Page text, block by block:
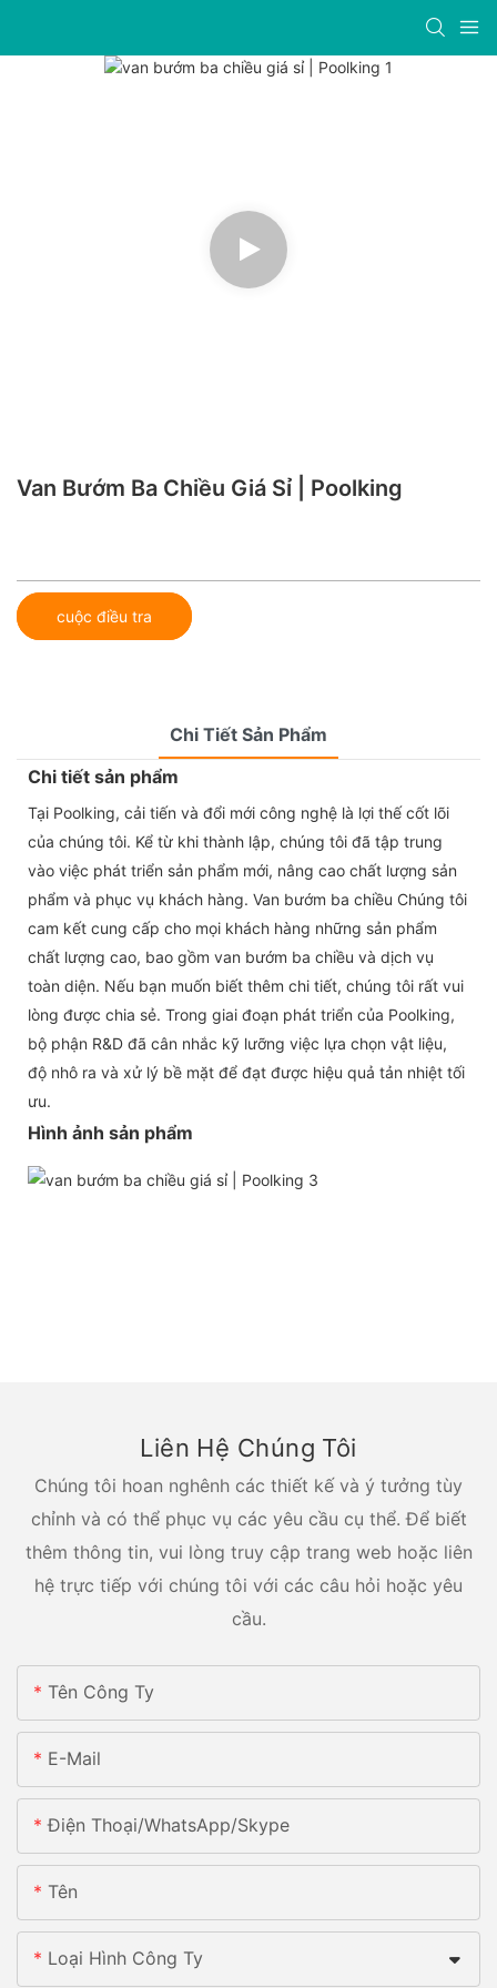
Van Bướm Ba Chiều Giá Sỉ | Poolking
cuộc điều tra
Chi Tiết Sản Phẩm
Chi tiết sản phẩm
Tại Poolking, cải tiến và đổi mới công nghệ là lợi thế cốt lõi
của chúng tôi. Kể từ khi thành lập, chúng tôi đã tập trung
vào việc phát triển sản phẩm mới, nâng cao chất lượng sản
phẩm và phục vụ khách hàng. Van bướm ba chiều Chúng tôi
cam kết cung cấp cho mọi khách hàng những sản phẩm
chất lượng cao, bao gồm van bướm ba chiều và dịch vụ
toàn diện. Nếu bạn muốn biết thêm chi tiết, chúng tôi rất vui
lòng được chia sẻ. Trong giai đoạn phát triển của Poolking,
bộ phận R&D đã cân nhắc kỹ lưỡng việc lựa chọn vật liệu,
độ nhô ra và xử lý bề mặt để đạt được hiệu quả tản nhiệt tối
ưu.
Hình ảnh sản phẩm
Liên Hệ Chúng Tôi
Chúng tôi hoan nghênh các thiết kế và ý tưởng tùy
chỉnh và có thể phục vụ các yêu cầu cụ thể. Để biết
thêm thông tin, vui lòng truy cập trang web hoặc liên
hệ trực tiếp với chúng tôi với các câu hỏi hoặc yêu
cầu.
Tên Công Ty
E-Mail
Điện Thoại/whatsApp/skype
Tên
Loại Hình Công Ty